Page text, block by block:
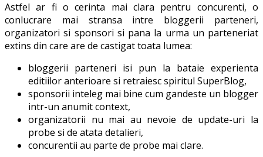
Astfel ar fi o cerinta mai clara pentru concurenti, o
conlucrare mai stransa intre bloggerii parteneri,
organizatori si sponsori si pana la urma un parteneriat
extins din care are de castigat toata lumea:
bloggerii parteneri isi pun la bataie experienta
editiilor anterioare si retraiesc spiritul SuperBlog,
sponsorii inteleg mai bine cum gandeste un blogger
intr-un anumit context,
organizatorii nu mai au nevoie de update-uri la
probe si de atata detalieri,
concurentii au parte de probe mai clare.